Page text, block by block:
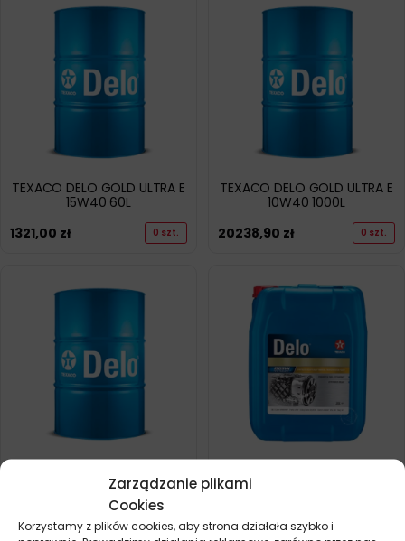
Zarządzanie plikami
Cookies
Korzystamy z plików cookies, aby strona działała szybko i
TEXACO DELO GOLD ULTRA E
15W40 60L
1321,00 zł 0 szt.
TEXACO DELO GOLD ULTRA E
10W40 1000L
20238,90 zł 0 szt.
10W40 208L
0 szt.